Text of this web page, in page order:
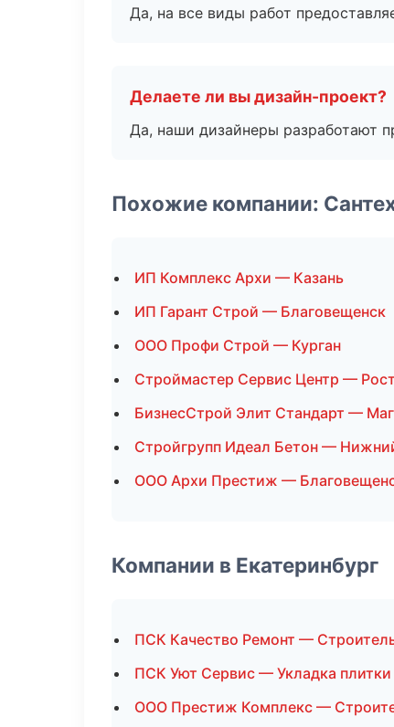
Да, на все виды работ
Делаете ли вы дизайн-проект?
Да, наши дизайнеры разработают
Похожие компании:
ИП Комплекс Архи — Казань
ИП Гарант Строй — Благовещенск
ООО Профи Строй — Курган
Строймастер Сервис Центр —
БизнесСтрой Элит Стандарт —
Стройгрупп Идеал Бетон —
ООО Архи Престиж —
Компании в Екатеринбург
ПСК Качество Ремонт —
ПСК Уют Сервис — Укладка плитки
ООО Престиж Комплекс —